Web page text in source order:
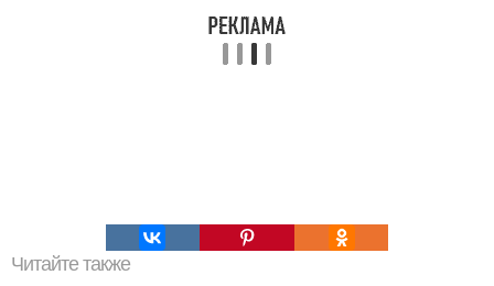
Читайте также